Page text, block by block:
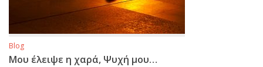
Blog
Μου έλειψε η χαρά, Ψυχή μου…